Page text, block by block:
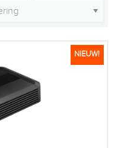
NIEUW!